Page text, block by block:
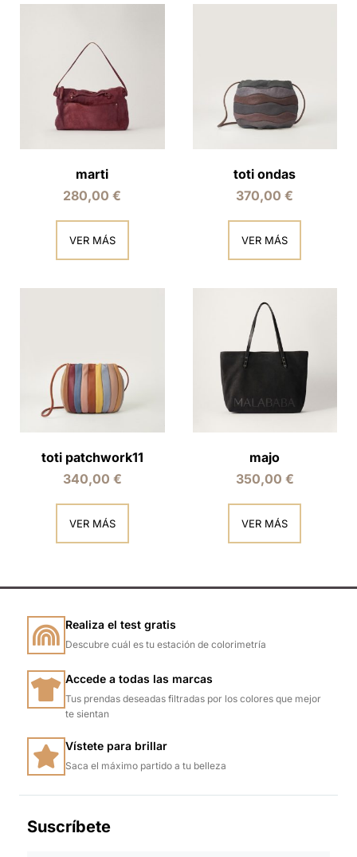
marti
280,00€
VER MÁS
toti ondas
370,00€
VER MÁS
toti patchwork11
340,00 €
VER MÁS
majo
350,00 €
VER MÁS
Realiza el test gratis
Descubre cuál es tu estación de colorimetría
Accede a todas las marcas
Tus prendas deseadas filtradas por los colores que mejor
te sientan
Vístete para brillar
Saca el máximo partido a tu belleza
Suscríbete